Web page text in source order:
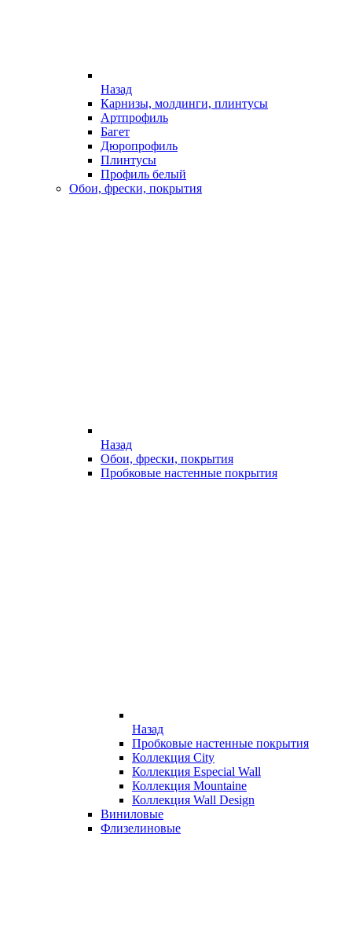
Назад
Карнизы, молдинги, плинтусы
Артпрофиль
Багет
Дюропрофиль
Плинтусы
Профиль белый
Обои, фрески, покрытия
Назад
Обои, фрески, покрытия
Пробковые настенные покрытия
Назад
Пробковые настенные покрытия
Коллекция City
Коллекция Especial Wall
Коллекция Mountaine
Коллекция Wall Design
Виниловые
Флизелиновые